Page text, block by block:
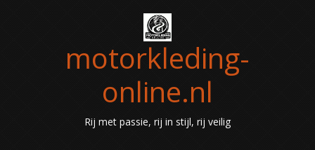
motorkleding-
online.nl
Rij met passie, rij in stijl, rij veilig